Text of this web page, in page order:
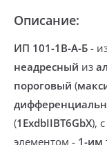
Описание:
ИП 101-1В-A-Б -
неадресный из
пороговый (
(1ExdbIIBT6GbХ),
элементом - 1-им